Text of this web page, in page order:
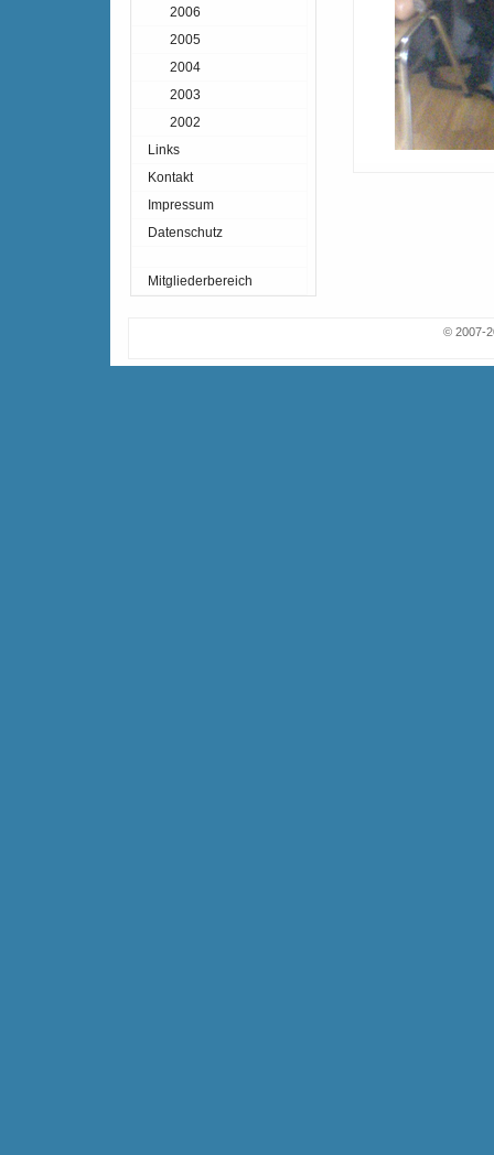
2006
2005
2004
2003
2002
Links
Kontakt
Impressum
Datenschutz
Mitgliederbereich
© 2007-